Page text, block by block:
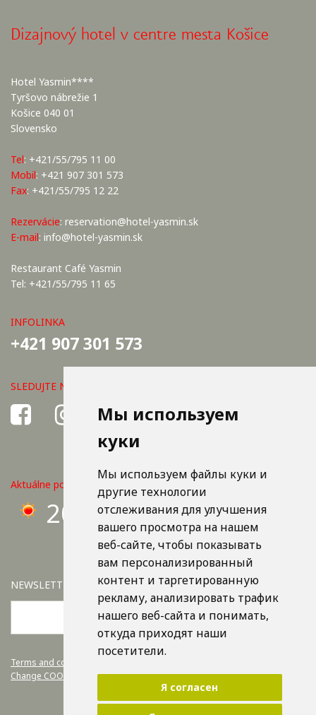
Мы используем
куки
Мы используем файлы куки и
другие технологии
отслеживания для улучшения
вашего просмотра на нашем
веб-сайте, чтобы показывать
вам персонализированный
контент и таргетированную
рекламу, анализировать трафик
нашего веб-сайта и понимать,
откуда приходят наши
посетители.
Я согласен
Dizajnový hotel v centre mesta Košice
Hotel Yasmin****
Tyršovo nábrežie 1
Košice 040 01
Slovensko
Tel: +421/55/795 11 00
Mobil: +421 907 301 573
Fax: +421/55/795 12 22
Rezervácie: reservation@hotel-yasmin.sk
E-mail: info@hotel-yasmin.sk
Restaurant Café Yasmin
Tel: +421/55/795 11 65
INFOLINKA
+421 907 301 573
SLEDUJTE NÁS
Aktuálne počasie v Košiciach
20°C
NEWSLETTER
OK
Terms and conditions.
Change COOKIE settings